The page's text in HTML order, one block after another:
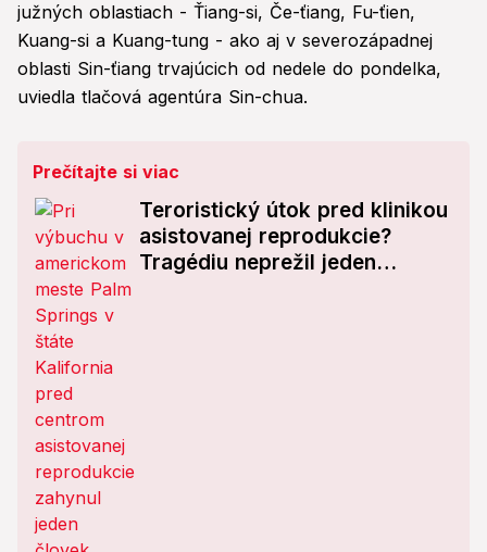
južných oblastiach - Ťiang-si, Če-ťiang, Fu-ťien,
Kuang-si a Kuang-tung - ako aj v severozápadnej
oblasti Sin-ťiang trvajúcich od nedele do pondelka,
uviedla tlačová agentúra Sin-chua.
Prečítajte si viac
Teroristický útok pred klinikou
asistovanej reprodukcie?
Tragédiu neprežil jeden